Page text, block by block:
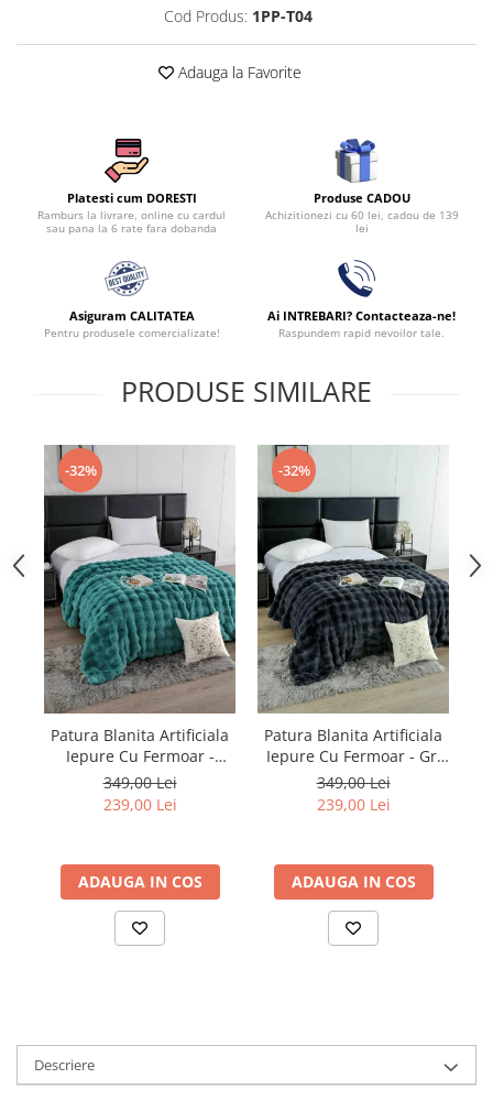
Lenjerii De Pat Damasc 1 Persoana
Lenjerii De Pat, Imprimeu 3D, 1
Cod Produs: 1PP-T04
Adauga la Favorite
Platesti cum DORESTI
Ramburs la livrare, online cu cardul
sau pana la 6 rate fara dobanda
Produse CADOU
Achizitionezi cu 60 lei, cadou de 139
lei
Asiguram CALITATEA
Pentru produsele comercializate!
Ai INTREBARI? Contacteaza-ne!
Raspundem rapid nevoilor tale.
PRODUSE SIMILARE
-32%
Patura Blanita Artificiala
Iepure Cu Fermoar -
Turcoaz
349,00 Lei
239,00 Lei
ADAUGA IN COS
-32%
Patura Blanita Artificiala
Iepure Cu Fermoar - Gri
Inchis
349,00 Lei
239,00 Lei
ADAUGA IN COS
Descriere